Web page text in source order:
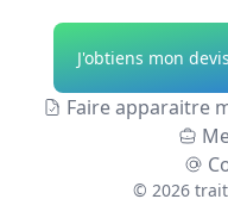
d'Humidité des
Murs Lanester
Traitement
d'Humidité des
Gâvres
J'obtiens mon
Faire apparaitre
© 2026